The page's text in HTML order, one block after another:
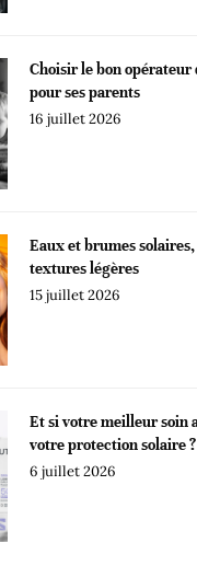
Choisir le bon opérateur
pour ses parents
16 juillet 2026
Eaux et brumes solaires,
textures légères
15 juillet 2026
Et si votre meilleur soin
votre protection solaire ?
6 juillet 2026